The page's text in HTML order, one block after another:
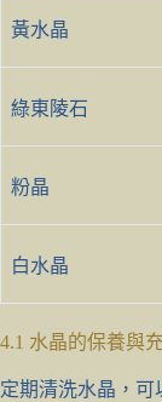
黃水晶
綠東陵石
粉晶
白水晶
4.1 水晶的保養與
定期清洗水晶，